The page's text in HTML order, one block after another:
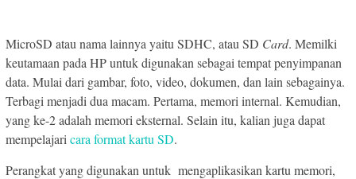
MicroSD atau nama lainnya yaitu SDHC, atau SD Card. Memilki
keutamaan pada HP untuk digunakan sebagai tempat penyimpanan
data. Mulai dari gambar, foto, video, dokumen, dan lain sebagainya.
Terbagi menjadi dua macam. Pertama, memori internal. Kemudian,
yang ke-2 adalah memori eksternal. Selain itu, kalian juga dapat
mempelajari cara format kartu SD.
Perangkat yang digunakan untuk mengaplikasikan kartu memori,